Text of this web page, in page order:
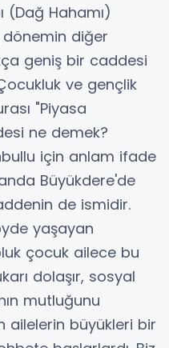
(Dağ Hahamı)
dönemin diğer
geniş bir caddesi
ve gençlik
"Piyasa
ne demek?
için anlam ifade
Büyükdere'de
de ismidir.
yaşayan
çocuk ailece bu
dolaşır, sosyal
mutluğunu
ailelerin büyükleri bir